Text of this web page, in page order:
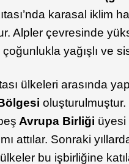
karasal iklim
Alpler çevresinde
yağışlı ve
ülkeleri arasında
oluşturulmuştur.
Avrupa Birliği üyesi
attılar. Sonraki
bu işbirliğine